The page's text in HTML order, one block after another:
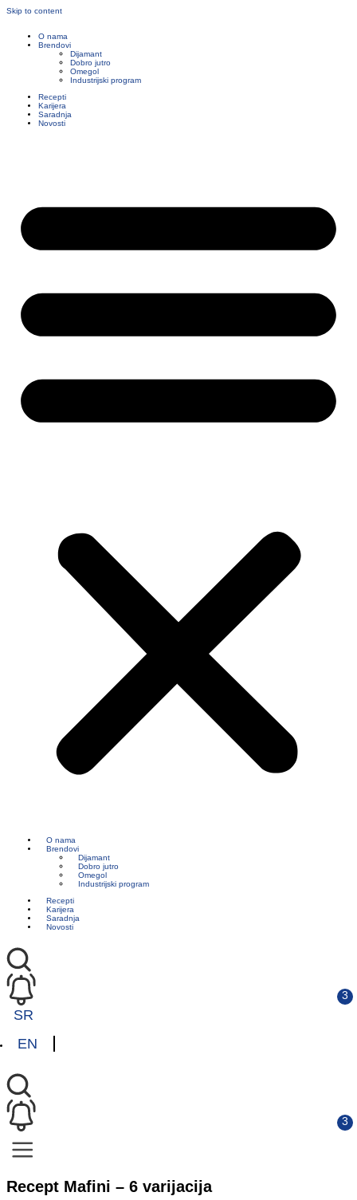
Skip to content
O nama
Brendovi
Dijamant
Dobro jutro
Omegol
Industrijski program
Recepti
Karijera
Saradnja
Novosti
O nama
Brendovi
Dijamant
Dobro jutro
Omegol
Industrijski program
Recepti
Karijera
Saradnja
Novosti
SR
EN
Recept Mafini – 6 varijacija